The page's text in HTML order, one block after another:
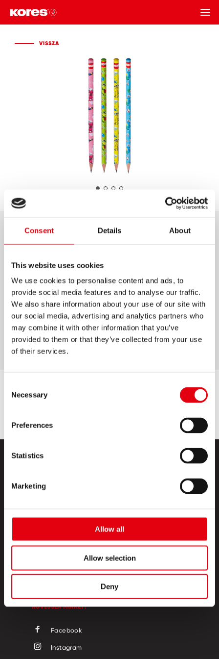
Consent Details About
This website uses cookies
We use cookies to personalise content and ads, to
provide social media features and to analyse our traffic.
We also share information about your use of our site with
our social media, advertising and analytics partners who
may combine it with other information that you’ve
provided to them or that they’ve collected from your use
of their services.
Selection
Necessary
Preferences
Statistics
Marketing
Allow all
Allow selection
Deny
VISSZA
GRAFITOS SÁRKÁNYOS
Grafitceruza HB-s heggyel az egyszerű és lágy
írásért
Négyféle színben, mókás mintával
Jó minőségű fából, amely könnyen hegyezhető
Háromszög kialakítás
KREATÍV SZIGET
KÖVESSEN MINKET!
Facebook
Instagram